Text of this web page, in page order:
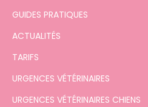
GUIDES PRATIQUES
ACTUALITÉS
TARIFS
URGENCES VÉTÉRINAIRES
URGENCES VÉTÉRINAIRES CHIENS